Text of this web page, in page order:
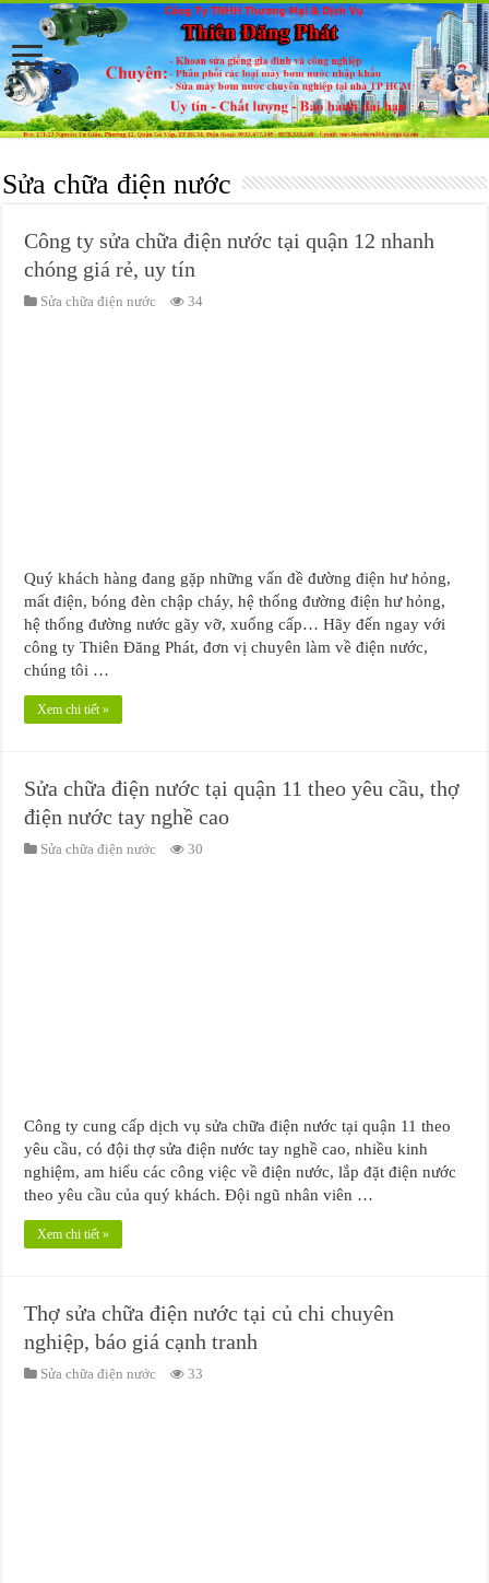
Sửa chữa điện nước
Công ty sửa chữa điện nước tại quận 12 nhanh
chóng giá rẻ, uy tín
Sửa chữa điện nước 34
Quý khách hàng đang gặp những vấn đề đường điện hư hỏng,
mất điện, bóng đèn chập cháy, hệ thống đường điện hư hỏng,
hệ thống đường nước gãy vỡ, xuống cấp… Hãy đến ngay với
công ty Thiên Đăng Phát, đơn vị chuyên làm về điện nước,
chúng tôi …
Xem chi tiết »
Sửa chữa điện nước tại quận 11 theo yêu cầu, thợ
điện nước tay nghề cao
Sửa chữa điện nước 30
Công ty cung cấp dịch vụ sửa chữa điện nước tại quận 11 theo
yêu cầu, có đội thợ sửa điện nước tay nghề cao, nhiều kinh
nghiệm, am hiểu các công việc về điện nước, lắp đặt điện nước
theo yêu cầu của quý khách. Đội ngũ nhân viên …
Xem chi tiết »
Thợ sửa chữa điện nước tại củ chi chuyên
nghiệp, báo giá cạnh tranh
Sửa chữa điện nước 33